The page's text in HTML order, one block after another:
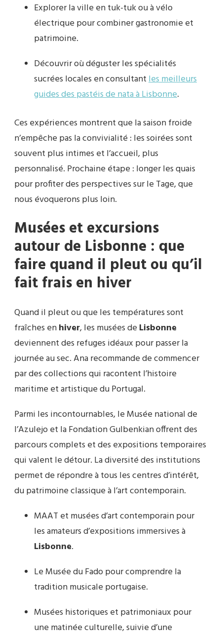
Explorer la ville en tuk-tuk ou à vélo
électrique pour combiner gastronomie et
patrimoine.
Découvrir où déguster les spécialités
sucrées locales en consultantles meilleurs
guides des pastéis de nata à Lisbonne.
Ces expériences montrent que la saison froide
n’empêche pas la convivialité : les soirées sont
souvent plus intimes et l’accueil, plus
personnalisé. Prochaine étape : longer les quais
pour profiter des perspectives sur le Tage, que
nous évoquerons plus loin.
Musées et excursions
autour de Lisbonne : que
faire quand il pleut ou qu’il
fait frais en hiver
Quand il pleut ou que les températures sont
fraîches enhiver, les musées de Lisbonne
deviennent des refuges idéaux pour passer la
journée au sec. Ana recommande de commencer
par des collections qui racontent l’histoire
maritime et artistique du Portugal.
Parmi les incontournables, le Musée national de
l’Azulejo et la Fondation Gulbenkian offrent des
parcours complets et des expositions temporaires
qui valent le détour. La diversité des institutions
permet de répondre à tous les centres d’intérêt,
du patrimoine classique à l’art contemporain.
MAAT et musées d’art contemporain pour
les amateurs d’expositions immersives à
Lisbonne.
Le Musée du Fado pour comprendre la
tradition musicale portugaise.
Musées historiques et patrimoniaux pour
une matinée culturelle, suivie d’une